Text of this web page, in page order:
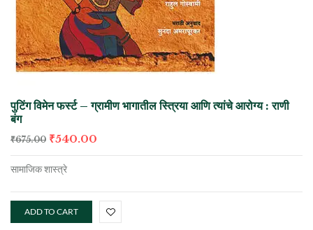
पुटिंग विमेन फर्स्ट – ग्रामीण भागातील स्त्रिया आणि त्यांचे आरोग्य : राणी
बंग
₹675.00 ₹540.00
सामाजिक शास्त्रे
ADD TO CART